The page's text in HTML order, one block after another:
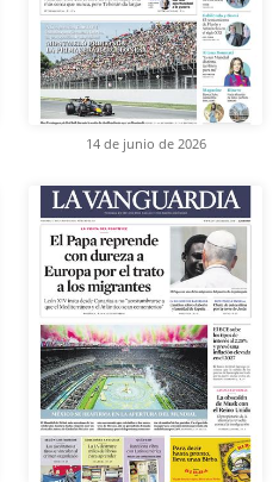
14 de junio de 2026